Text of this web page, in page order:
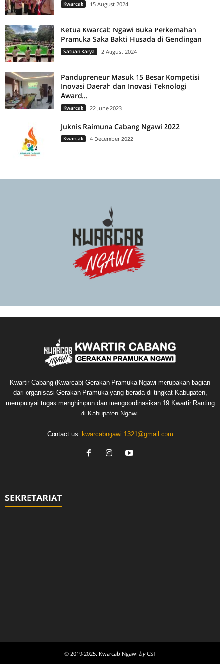
Kwarcab 15 August 2024
Ketua Kwarcab Ngawi Buka Perkemahan
Pramuka Saka Bakti Husada di Gendingan
Satuan Karya 2 August 2024
Pandupreneur Masuk 15 Besar Kompetisi
Inovasi Daerah dan Inovasi Teknologi
Award...
Kwarcab 22 June 2023
Juknis Raimuna Cabang Ngawi 2022
Kwarcab 4 December 2022
Kwartir Cabang (Kwarcab) Gerakan Pramuka Ngawi merupakan bagian
dari organisasi Gerakan Pramuka yang berada di tingkat Kabupaten,
mempunyai tugas menghimpun dan mengoordinasikan 19 Kwartir Ranting
di Kabupaten Ngawi.
Contact us: kwarcabngawi.1321@gmail.com
SEKRETARIAT
© 2019-2025. Kwarcab Ngawi byCST